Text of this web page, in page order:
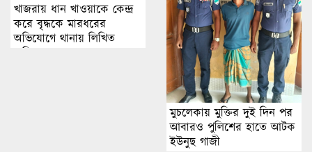
খাজরায় ধান খাওয়াকে কেন্দ্র
করে বৃদ্ধকে মারধরের
অভিযোগে থানায় লিখিত
অভিযোগ
মুচলেকায় মুক্তির দুই দিন পর
আবারও পুলিশের হাতে আটক
ইউনুছ গাজী